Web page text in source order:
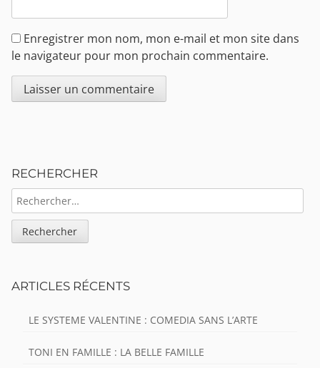
Enregistrer mon nom, mon e-mail et mon site dans
le navigateur pour mon prochain commentaire.
RECHERCHER
RECHERCHER :
ARTICLES RÉCENTS
LE SYSTEME VALENTINE : COMEDIA SANS L’ARTE
TONI EN FAMILLE : LA BELLE FAMILLE